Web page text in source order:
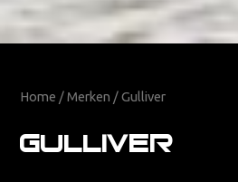
Home /Merken / Gulliver
Gulliver